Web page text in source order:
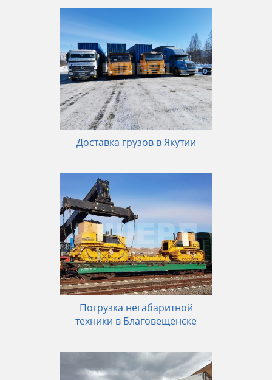
Доставка грузов в Якутии
Погрузка негабаритной
техники в Благовещенске